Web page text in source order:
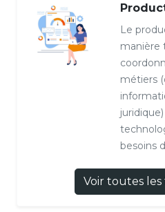
Le
manière
métiers
besoins
Voir toutes